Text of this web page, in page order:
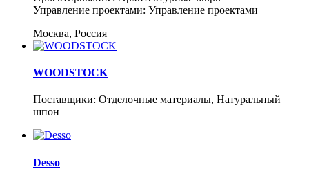
Управление проектами: Управление проектами
Москва, Россия
WOODSTOCK
Поставщики: Отделочные материалы, Натуральный
шпон
Desso